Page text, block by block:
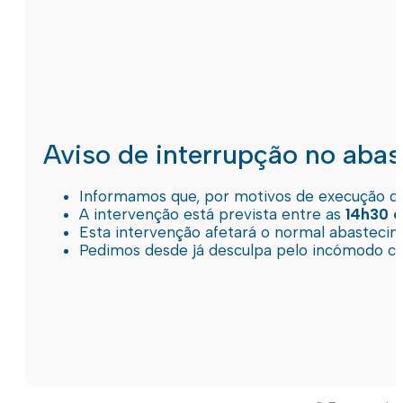
Aviso de interrupção no
Informamos que, por motivos de execução
A intervenção está prevista entre as 14h30
Esta intervenção afetará o normal
Pedimos desde já desculpa pelo incómodo